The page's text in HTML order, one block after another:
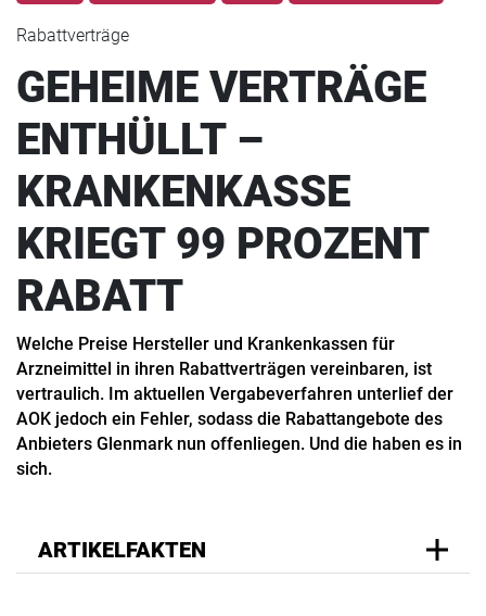
Rabattverträge
GEHEIME VERTRÄGE
ENTHÜLLT –
KRANKENKASSE
KRIEGT 99 PROZENT
RABATT
Welche Preise Hersteller und Krankenkassen für
Arzneimittel in ihren Rabattverträgen vereinbaren, ist
vertraulich. Im aktuellen Vergabeverfahren unterlief der
AOK jedoch ein Fehler, sodass die Rabattangebote des
Anbieters Glenmark nun offenliegen. Und die haben es in
sich.
ARTIKELFAKTEN